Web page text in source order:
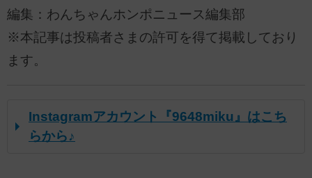
編集：わんちゃんホンポニュース編集部
※本記事は投稿者さまの許可を得て掲載しており
ます。
Instagramアカウント『9648miku』はこち
らから♪